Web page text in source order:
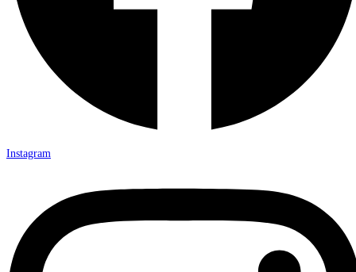
Instagram